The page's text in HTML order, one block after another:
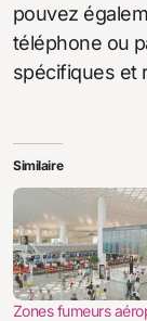
pouvez
téléphone ou
spécifiques et
Similaire
Zones fumeurs